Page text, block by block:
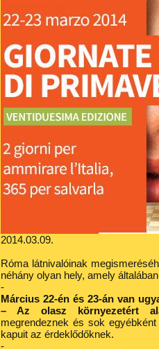
2014.03.09.
Róma látnivalóinak
néhány olyan hely, amely
-
Március 22-én és 23-án van
– Az olasz környezetért
megrendeznek és sok
kapuit az érdeklődőknek.
-